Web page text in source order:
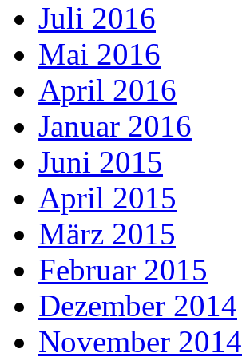
Juli 2016
Mai 2016
April 2016
Januar 2016
Juni 2015
April 2015
März 2015
Februar 2015
Dezember 2014
November 2014